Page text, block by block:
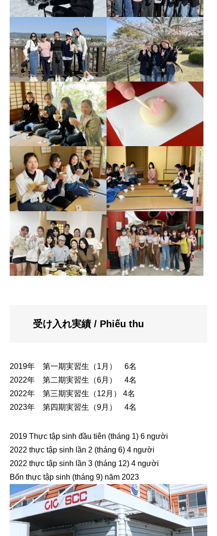
受け入れ実績/ Phiếu thu
2019年 第一期実習生（1月） 6名
2022年 第二期実習生（6月） 4名
2022年 第三期実習生（12月） 4名
2023年 第四期実習生（9月） 4名
2019 Thực tập sinh đầu tiên (tháng 1) 6 người
2022 thực tập sinh lần 2 (tháng 6) 4 người
2022 thực tập sinh lần 3 (tháng 12) 4 người
Bốn thực tập sinh (tháng 9) năm 2023